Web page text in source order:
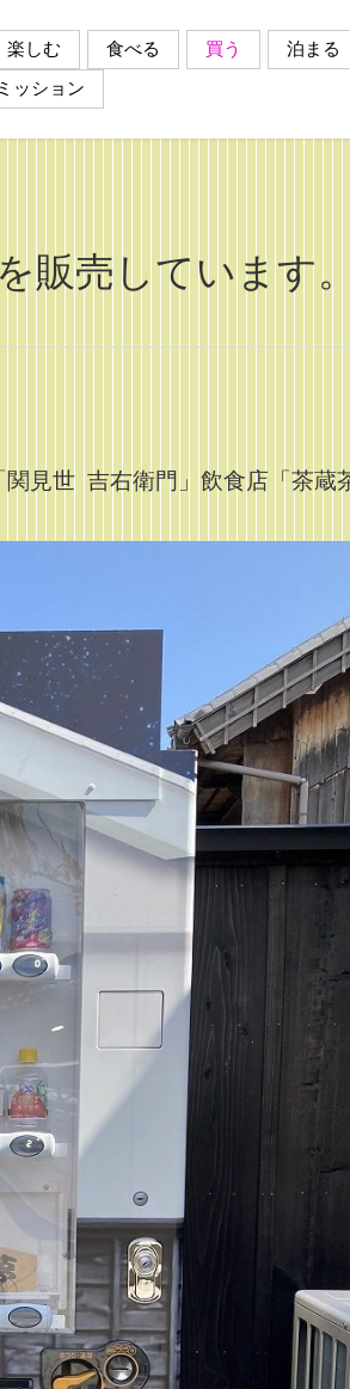
楽しむ 食べる 買う 泊まる
ッション
販売しています。
見世 吉右衛門」飲食店「茶蔵